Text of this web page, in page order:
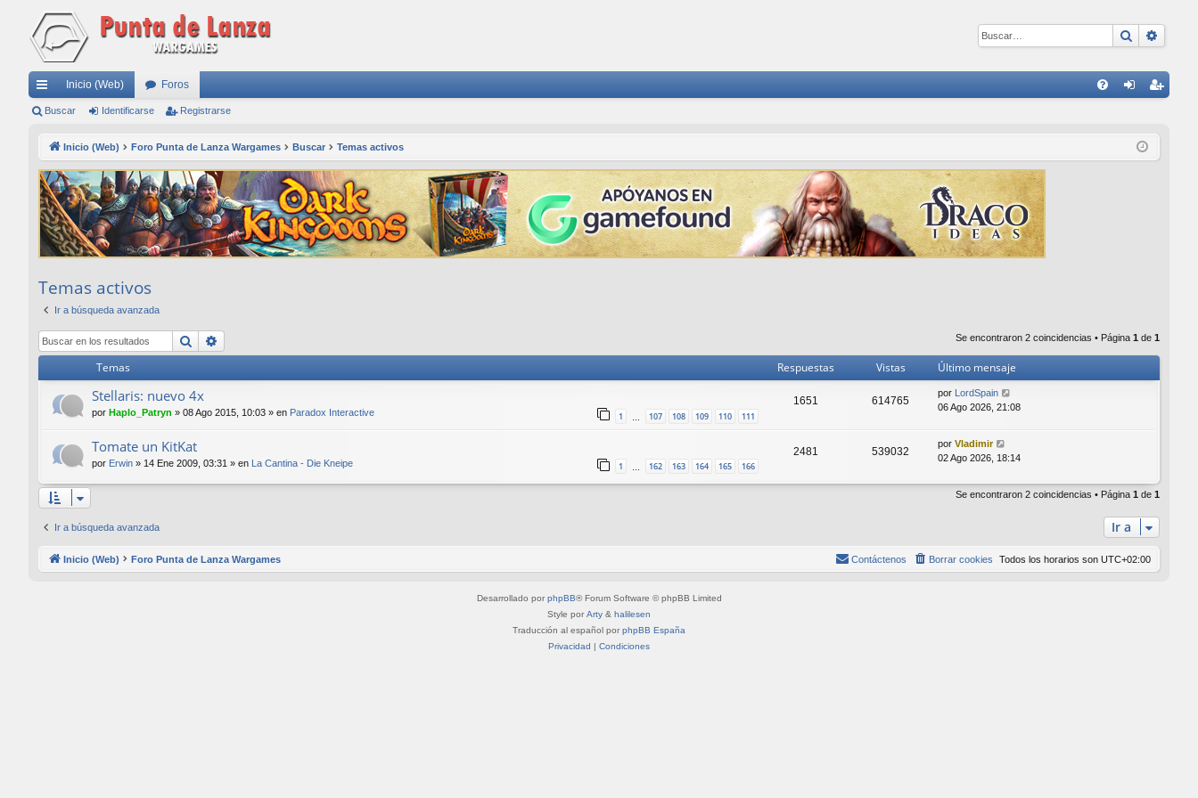
Buscar
nl
rá
pi
do
Inicio (Web) Foros
ist
Buscar Identificarse Registrarse
Inicio (Web) Foro Punta de Lanza Wargames Buscar Temas activos
Temas activos
Ir a búsqueda avanzada
Buscar Se encontraron 2 coincidencias • Página 1 de 1
Temas Respuestas Vistas Último mensaje
Stellaris: nuevo 4x
por Haplo_Patryn » 08 Ago 2015, 10:03 » en Paradox Interactive 1 107 108 109 110 111
1651 614765
por LordSpain
06 Ago 2026, 21:08
Tomate un KitKat
por Erwin » 14 Ene 2009, 03:31 » en La Cantina - Die Kneipe 1 162 163 164 165 166
2481 539032
por Vladimir
02 Ago 2026, 18:14
Se encontraron 2 coincidencias • Página 1 de 1
Ir a búsqueda avanzada Ir a
Inicio (Web) Foro Punta de Lanza Wargames Todos los horarios son UTC+02:00
Borrar cookies
Contáctenos
Desarrollado por phpBB® Forum Software © phpBB Limited
Style por Arty & halilesen
Traducción al español por phpBB España
Privacidad | Condiciones